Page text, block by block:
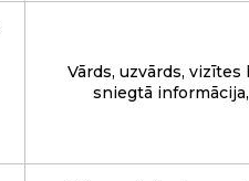
Vārds, uzvārds,
sniegtā